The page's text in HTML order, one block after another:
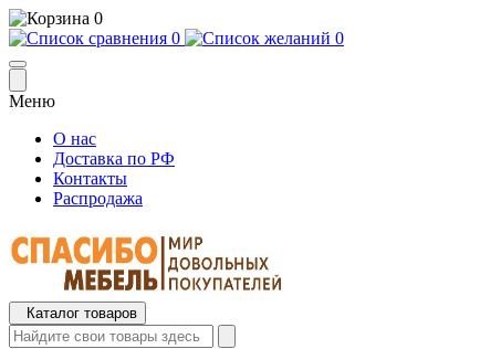
0
0
0
Меню
О нас
Доставка по РФ
Контакты
Распродажа
Каталог товаров